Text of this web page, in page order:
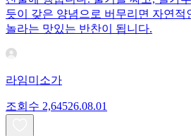
듯이 갖은 양념으로 버무리면 자연적
놀라는 맛있는 반찬이 됩니다.
라임미소가
조회수 2,64526.08.01